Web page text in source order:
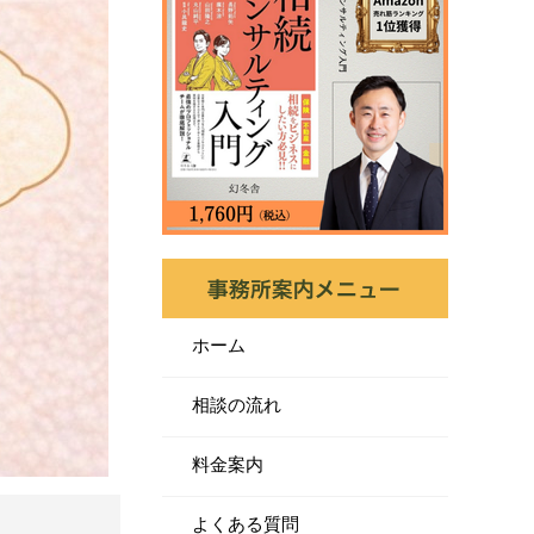
ホーム
相談の流れ
料金案内
よくある質問